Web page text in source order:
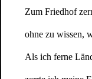
Zum Friedhof
ohne zu wissen,
Als ich ferne